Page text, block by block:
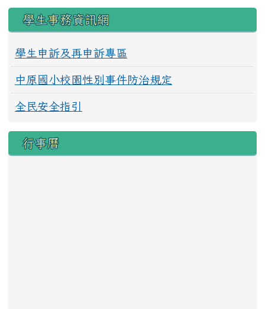
學生事務資訊網
學生申訴及再申訴專區
中原國小校園性別事件防治規定
全民安全指引
行事曆